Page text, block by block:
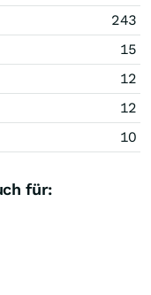
243
15
12
12
10
für: